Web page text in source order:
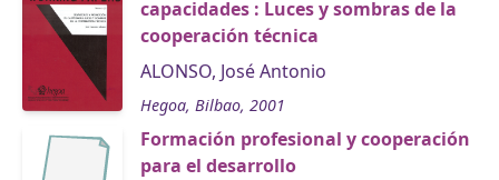
capacidades : Luces y sombras de la
cooperación técnica
ALONSO, José Antonio
Hegoa, Bilbao, 2001
Formación profesional y cooperación
para el desarrollo